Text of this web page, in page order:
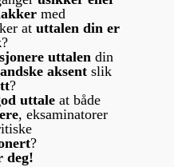
med
at uttalen din er
?
uttalen din
aksent slik
?
uttale at både
, eksaminatorer
?
deg!